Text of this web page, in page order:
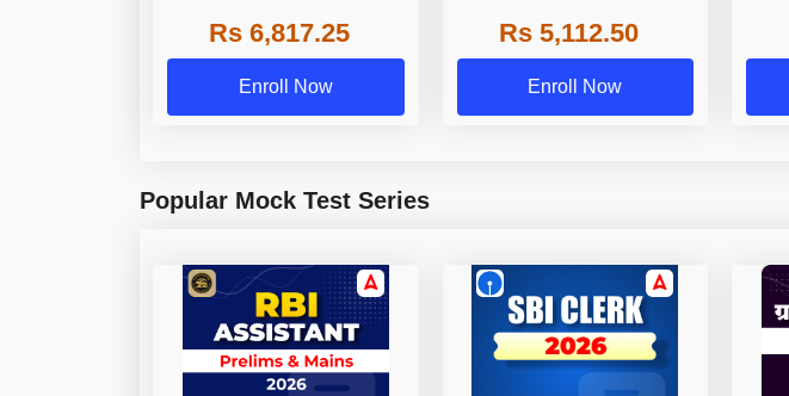
Rs 6,817.25
Enroll Now
Other Grade A & Grade B Bank
Exams
Rs 5,112.50
Enroll Now
Popular Mock Test Series